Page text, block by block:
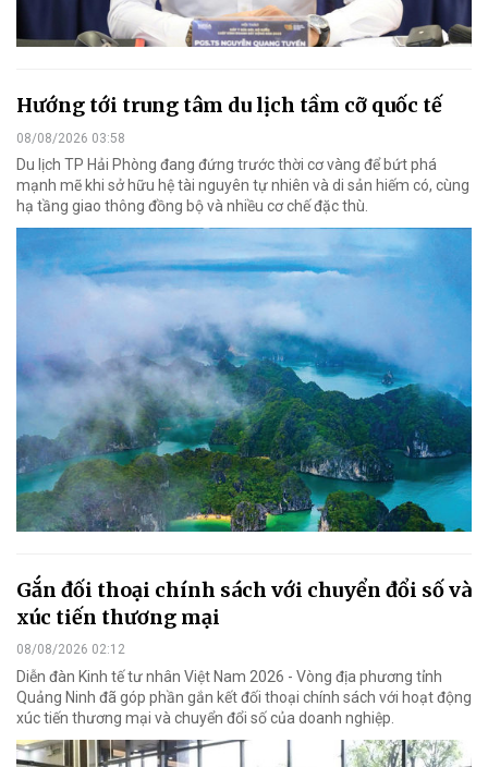
Hướng tới trung tâm du lịch tầm cỡ quốc tế
08/08/2026 03:58
Du lịch TP Hải Phòng đang đứng trước thời cơ vàng để bứt phá
mạnh mẽ khi sở hữu hệ tài nguyên tự nhiên và di sản hiếm có, cùng
hạ tầng giao thông đồng bộ và nhiều cơ chế đặc thù.
Gắn đối thoại chính sách với chuyển đổi số và
xúc tiến thương mại
08/08/2026 02:12
Diễn đàn Kinh tế tư nhân Việt Nam 2026 - Vòng địa phương tỉnh
Quảng Ninh đã góp phần gắn kết đối thoại chính sách với hoạt động
xúc tiến thương mại và chuyển đổi số của doanh nghiệp.